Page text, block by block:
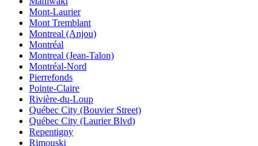
Mont-Laurier
Mont Tremblant
Montreal (Anjou)
Montréal
Montreal (Jean-Talon)
Montréal-Nord
Pierrefonds
Pointe-Claire
Rivière-du-Loup
Québec City (Bouvier Street)
Québec City (Laurier Blvd)
Repentigny
Rimouski